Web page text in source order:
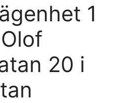
1
20 i